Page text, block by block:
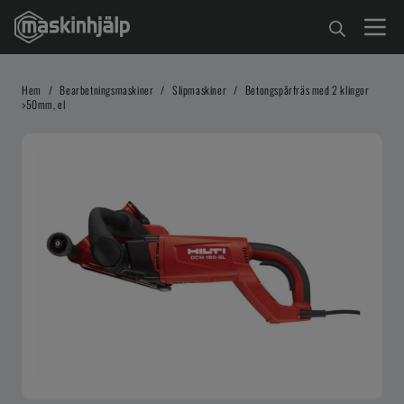
Hem / Bearbetningsmaskiner / Slipmaskiner / Betongspårfräs med 2 klingor
>50mm, el